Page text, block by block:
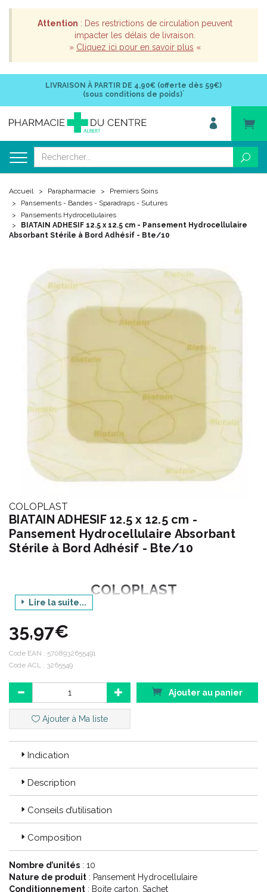
Attention : Des restrictions de circulation peuvent
impacter les délais de livraison.
» Cliquez ici pour en savoir plus «
LIVRAISON À PARTIR DE 4,90€ (offerte dès 59€)
(sous conditions de poids)*
Accueil Parapharmacie
Premiers Soins
Pansements - Bandes - Sparadraps - Sutures
Pansements Hydrocellulaires
BIATAIN ADHESIF 12.5 x 12.5 cm - Pansement Hydrocellulaire
Absorbant Stérile à Bord Adhésif - Bte/10
COLOPLAST
BIATAIN ADHESIF 12.5 x 12.5 cm -
Pansement Hydrocellulaire Absorbant
Stérile à Bord Adhésif - Bte/10
COLOPLAST
GAMME BIATAIN
Produit : ADHESIF.
Dimensions : 12.5 x 12.5 cm.
Lire la suite...
35,97€
Code EAN : 5708932655491
Code ACL : 3265549
Ajouter au panier
Ajouter à Ma liste
Indication
Description
Conseils d’utilisation
Composition
Nombre d’unités : 10
Nature de produit : Pansement Hydrocellulaire
Conditionnement : Boite carton, Sachet